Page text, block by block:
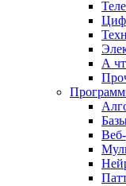
А
Веб-